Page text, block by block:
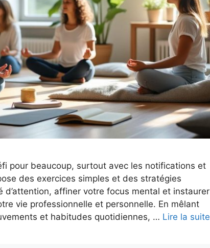
pour beaucoup, surtout avec les notifications et
des exercices simples et des stratégies
d’attention, affiner votre focus mental et instaurer
vie professionnelle et personnelle. En mêlant
et habitudes quotidiennes, … Lire la suite